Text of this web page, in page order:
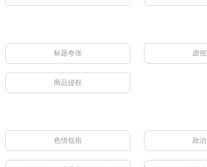
标题夸张 虚
商品侵权
色情低俗 政